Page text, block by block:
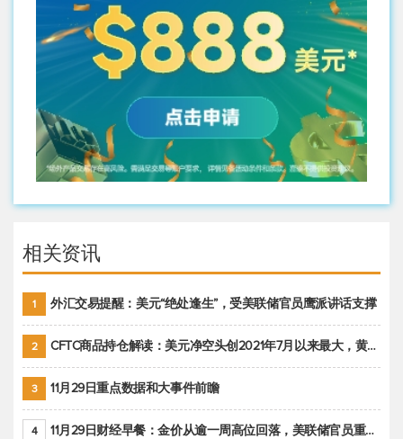
相关资讯
1 外汇交易提醒：美元“绝处逢生”，受美联储官员鹰派讲话支撑
2 CFTC商品持仓解读：美元净空头创2021年7月以来最大，黄金期货投机性净多头头寸减少
3 11月29日重点数据和大事件前瞻
4 11月29日财经早餐：金价从逾一周高位回落，美联储官员重申鹰派立场推动美元回升